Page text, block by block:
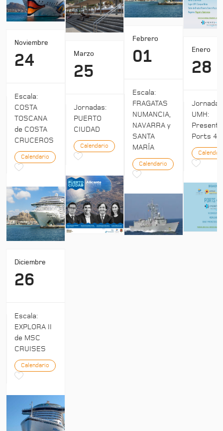
Noviembre
24
Escala:
COSTA
TOSCANA
de COSTA
CRUCEROS
Calendario
Diciembre
26
Escala:
EXPLORA II
de MSC
CRUISES
Calendario
Marzo
25
Jornadas:
PUERTO
CIUDAD
Calendario
Febrero
01
Escala:
FRAGATAS
NUMANCIA,
NAVARRA y
SANTA
MARÍA
Calendario
Enero
28
Jornadas
UMH:
Ports 4:0